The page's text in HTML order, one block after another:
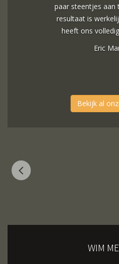
paar steentjes aan
resultaat is
heeft ons
Eric
Bekijk al
WIM